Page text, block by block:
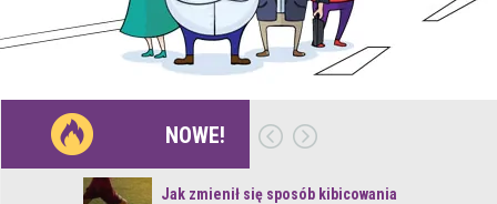
NOWE!
Jak zmienił się sposób kibicowania